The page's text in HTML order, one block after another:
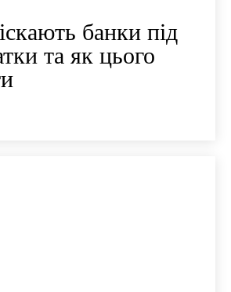
банки під
та як цього